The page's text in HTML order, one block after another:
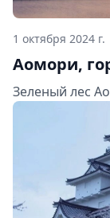
1 октября 2024 г.
Аомори,
Зеленый лес